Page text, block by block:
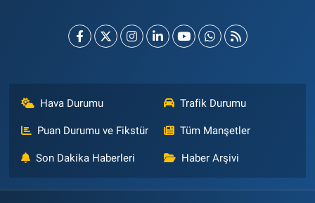
Hava Durumu Trafik Durumu
Puan Durumu ve Fikstür Tüm Manşetler
Son Dakika Haberleri Haber Arşivi